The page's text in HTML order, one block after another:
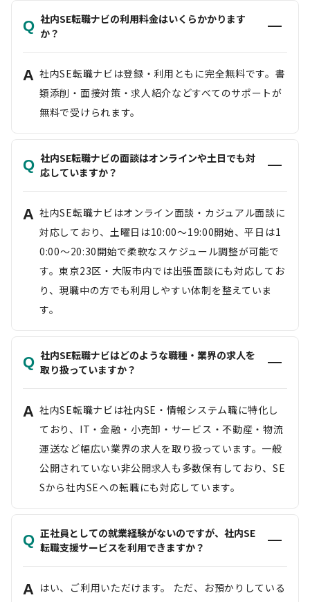
Q 社内SE転職ナビの利用料金はいくらかかります
か？
A 社内SE転職ナビは登録・利用ともに完全無料です。書
類添削・面接対策・求人紹介などすべてのサポートが
無料で受けられます。
Q 社内SE転職ナビの面談はオンラインや土日でも対
応していますか？
A 社内SE転職ナビはオンライン面談・カジュアル面談に
対応しており、土曜日は10:00〜19:00開始、平日は1
0:00〜20:30開始で柔軟なスケジュール調整が可能で
す。東京23区・大阪市内では出張面談にも対応してお
り、現職中の方でも利用しやすい体制を整えていま
す。
Q 社内SE転職ナビはどのような職種・業界の求人を
取り扱っていますか？
A 社内SE転職ナビは社内SE・情報システム職に特化し
ており、IT・金融・小売卸・サービス・不動産・物流
運送など幅広い業界の求人を取り扱っています。一般
公開されていない非公開求人も多数保有しており、SE
Sから社内SEへの転職にも対応しています。
Q 正社員としての就業経験がないのですが、社内SE
転職支援サービスを利用できますか？
A はい、ご利用いただけます。 ただ、お預かりしている